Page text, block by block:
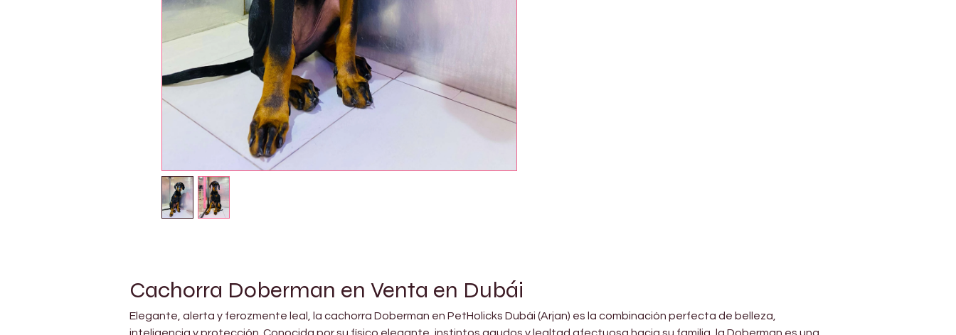
Cachorra Doberman en Venta en Dubái
Elegante, alerta y ferozmente leal, la cachorra Doberman en PetHolicks Dubái (Arjan) es la combinación perfecta de belleza,